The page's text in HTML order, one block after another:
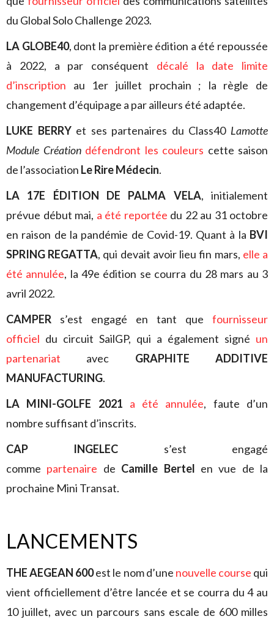
du Global Solo Challenge 2023.
LA GLOBE40, dont la première édition a été repoussée
à 2022, a par conséquent décalé la date limite
d’inscription au 1er juillet prochain ; la règle de
changement d’équipage a par ailleurs été adaptée.
LUKE BERRYet ses partenaires du Class40 Lamotte
Module Création défendront les couleurs cette saison
de l’association Le Rire Médecin.
LA 17E ÉDITION DE PALMA VELA, initialement
prévue début mai, a été reportée du 22 au 31 octobre
en raison de la pandémie de Covid-19. Quant à la BVI
SPRING REGATTA, qui devait avoir lieu fin mars, elle a
été annulée, la 49e édition se courra du 28 mars au 3
avril 2022.
CAMPER s’est engagé en tant que fournisseur
officiel du circuit SailGP, qui a également signé un
partenariat avec GRAPHITE ADDITIVE
MANUFACTURING.
LA MINI-GOLFE 2021 a été annulée, faute d’un
nombre suffisant d’inscrits.
CAP INGELEC s’est engagé
comme partenaire de Camille Bertel en vue de la
prochaine Mini Transat.
LANCEMENTS
THE AEGEAN 600est le nom d’une nouvelle course qui
vient officiellement d’être lancée et se courra du 4 au
10 juillet, avec un parcours sans escale de 600 milles